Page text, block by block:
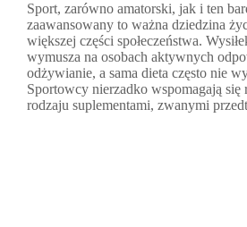
Sport, zarówno amatorski, jak i ten
zaawansowany to ważna dziedzina
większej części społeczeństwa.
wymusza na osobach aktywnych
odżywianie, a sama dieta często nie
Sportowcy nierzadko wspomagają się
rodzaju suplementami, zwanymi